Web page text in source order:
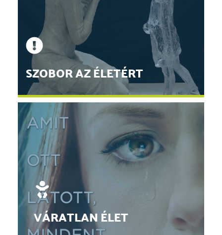
SZOBOR AZ ÉLETÉRT
Martin Hudacek alkotása, a "Meg nem született gyermek
szobra" a világ minden táján segít a nőknek és családjuknak a
múlt sebeinek feldolgozásában
TOVÁBB
VÁRATLAN ÉLET